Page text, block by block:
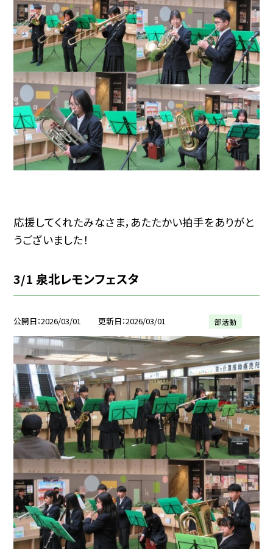
応援してくれたみなさま，あたたかい拍手をありがと
うございました！
3/1 泉北レモンフェスタ
公開日 2026/03/01 更新日 2026/03/01 部活動